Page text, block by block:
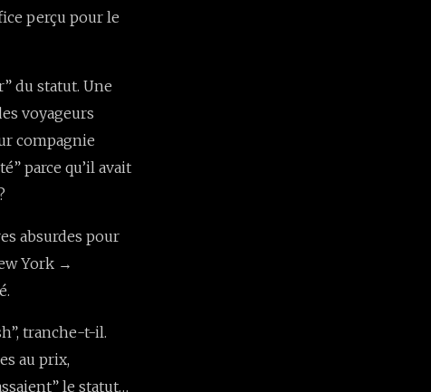
perçu pour le
du statut. Une
voyageurs
compagnie
parce qu’il avait
absurdes pour
York →
tranche-t-il.
au prix,
le statut…